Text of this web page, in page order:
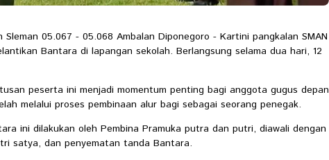
Sleman 05.067 - 05.068 Ambalan Diponegoro - Kartini pangkalan SMAN
Bantara di lapangan sekolah. Berlangsung selama dua hari, 12
peserta ini menjadi momentum penting bagi anggota gugus depan
melalui proses pembinaan alur bagi sebagai seorang penegak.
ini dilakukan oleh Pembina Pramuka putra dan putri, diawali dengan
satya, dan penyematan tanda Bantara.